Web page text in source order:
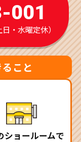
001
・水曜定休）
こと
ショールームで